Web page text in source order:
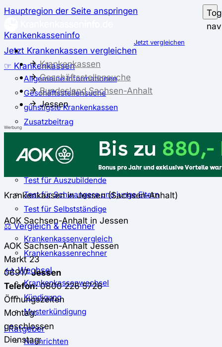
Hauptregion der Seite anspringen
Krankenkasseninfo
Jetzt Krankenkassen vergleichen
☞ Krankenkassen
Allgemeine Informationen
Geschäftsstellensuche
günstigste Krankenkassen
Zusatzbeitrag
Der große Krankenkassentest
Test für Studierende
Test für Auszubildende
Test für Schwangere und junge Eltern
Test für Selbstständige
⚖️ Vergleich & Rechner
Krankenkassenvergleich
Krankenkassenrechner
↔ Wechsel
Krankenkassenwechsel
Kündigung
Musterkündigung
ℹ Ratgeber
Nachrichten
Jetzt vergleichen
Krankenkassen
Geschäftsstellensuche
Bundesland Sachsen-Anhalt
Jessen
Werbung
Krankenkassen in Jessen (Sachsen-Anhalt)
AOK Sachsen-Anhalt in Jessen
AOK Sachsen-Anhalt Jessen
Markt 23
06917Jessen
Telefon:0800 226 5726
Öffnungszeiten
Montag:
geschlossen
Dienstag: